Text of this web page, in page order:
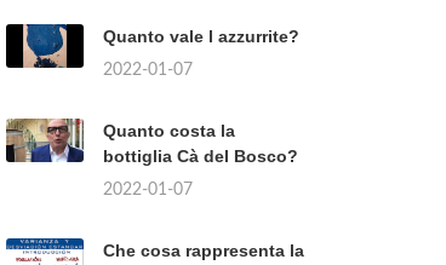
Quanto vale l azzurrite?
2022-01-07
Quanto costa la
bottiglia Cà del Bosco?
2022-01-07
Che cosa rappresenta la